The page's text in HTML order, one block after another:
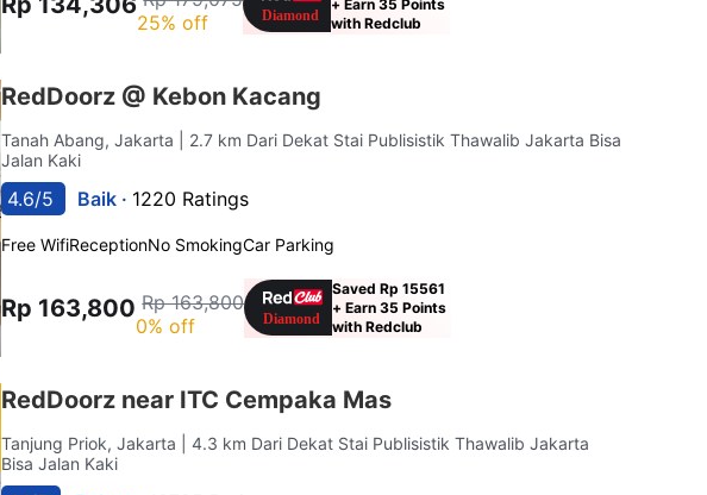
25% off
+ Earn 35 Points
with Redclub
RedDoorz @ Kebon Kacang
Tanah Abang, Jakarta
| 2.7 km Dari Dekat Stai Publisistik Thawalib Jakarta Bisa
Jalan Kaki
4.6/5 Baik · 1220 Ratings
Free WifiReceptionNo SmokingCar Parking
Rp 163,800 Rp 163,800
0% off
Saved Rp 15561
+ Earn 35 Points
with Redclub
RedDoorz near ITC Cempaka Mas
Tanjung Priok, Jakarta
| 4.3 km Dari Dekat Stai Publisistik Thawalib Jakarta
Bisa Jalan Kaki